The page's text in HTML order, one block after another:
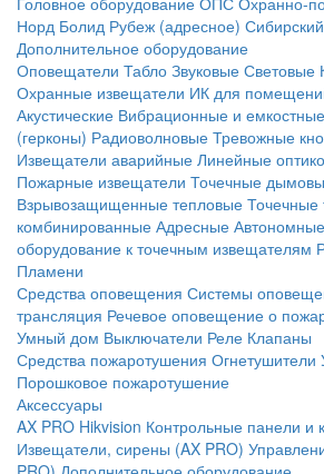
Норд Болид Рубеж (адресное)
Дополнительное оборудование
Оповещатели Табло Звуковые Световые
Охранные извещатели ИК для
Акустические Вибрационные и емкостные
(герконы) Радиоволновые Тревожные
Извещатели аварийные Линейные
Пожарные извещатели Точечные
Взрывозащищенные тепловые Точечные
комбинированные Адресные Автономные
оборудование к точечным извещателям
Пламени
Средства оповещения Системы
трансляция Речевое оповещение о
Умный дом Выключатели Реле Клапаны
Средства пожаротушения Огнетушители
Порошковое пожаротушение
Аксессуары
AX PRO Hikvision Контрольные панели и
Извещатели, сирены (AX PRO)